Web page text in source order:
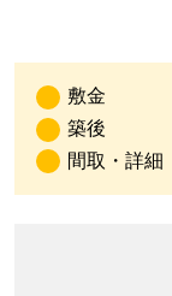
敷金
築後
間取・詳細